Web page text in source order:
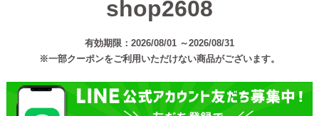
shop2608
有効期限：2026/08/01 ～2026/08/31
※一部クーポンをご利用いただけない商品がございます。